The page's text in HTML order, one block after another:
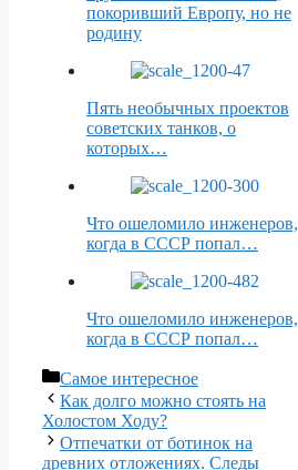
покоривший Европу, но не
родину
Пять необычных проектов
советских танков, о
которых…
Что ошеломило инженеров,
когда в СССР попал…
Что ошеломило инженеров,
когда в СССР попал…
Рубрики
Самое интересное
Как долго можно стоять на
Холостом Ходу?
Отпечатки от ботинок на
древних отложениях. Следы